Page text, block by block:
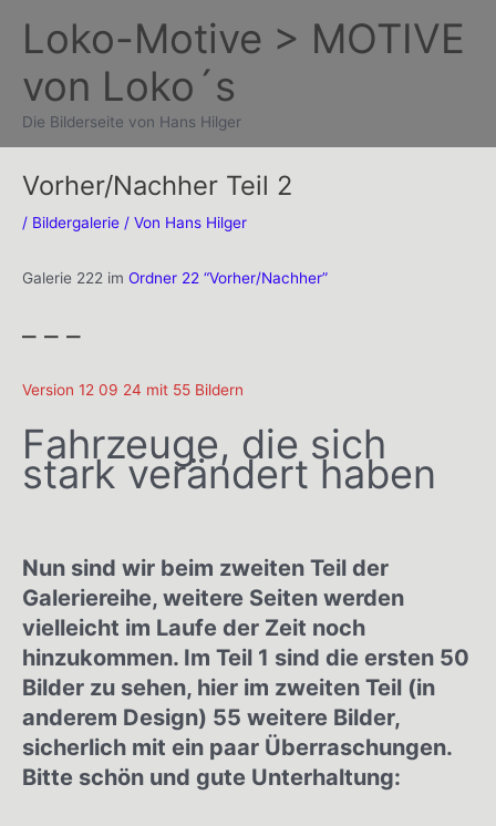
Loko-Motive > MOTIVE
von Loko´s
Die Bilderseite von Hans Hilger
Vorher/Nachher Teil 2
/ Bildergalerie / Von Hans Hilger
Galerie 222 im Ordner 22 “Vorher/Nachher”
– – –
Version 12 09 24 mit 55 Bildern
Fahrzeuge, die sich
stark verändert haben
Nun sind wir beim zweiten Teil der
Galeriereihe, weitere Seiten werden
vielleicht im Laufe der Zeit noch
hinzukommen. Im Teil 1 sind die ersten 50
Bilder zu sehen, hier im zweiten Teil (in
anderem Design) 55 weitere Bilder,
sicherlich mit ein paar Überraschungen.
Bitte schön und gute Unterhaltung: